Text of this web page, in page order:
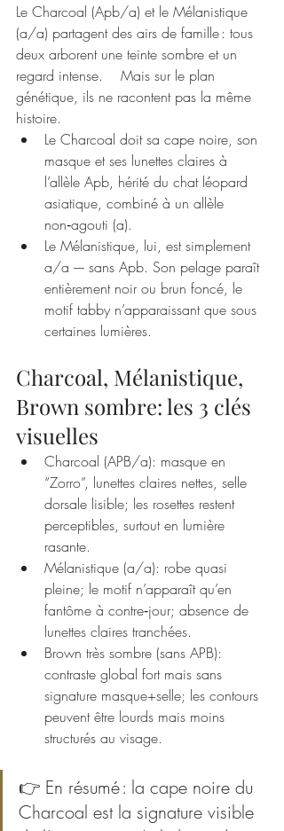
Le Charcoal (Apb/a) et le Mélanistique
(a/a) partagent des airs de famille : tous
deux arborent une teinte sombre et un
regard intense.    Mais sur le plan
génétique, ils ne racontent pas la même
histoire.
Le Charcoal doit sa cape noire, son
masque et ses lunettes claires à
l’allèle Apb, hérité du chat léopard
asiatique, combiné à un allèle
non‑agouti (a).
Le Mélanistique, lui, est simplement
a/a — sans Apb. Son pelage paraît
entièrement noir ou brun foncé, le
motif tabby n’apparaissant que sous
certaines lumières.
Charcoal, Mélanistique,
Brown sombre: les 3 clés
visuelles
Charcoal (APB/a): masque en
“Zorro”, lunettes claires nettes, selle
dorsale lisible; les rosettes restent
perceptibles, surtout en lumière
rasante.
Mélanistique (a/a): robe quasi
pleine; le motif n’apparaît qu’en
fantôme à contre‑jour; absence de
lunettes claires tranchées.
Brown très sombre (sans APB):
contraste global fort mais sans
signature masque+selle; les contours
peuvent être lourds mais moins
structurés au visage.
👉 En résumé : la cape noire du
Charcoal est la signature visible